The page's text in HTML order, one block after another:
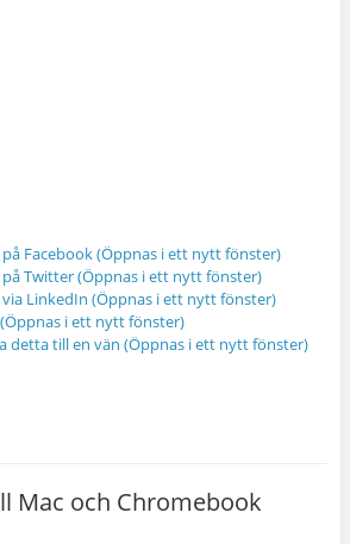
Facebook (Öppnas i ett nytt fönster)
Twitter (Öppnas i ett nytt fönster)
LinkedIn (Öppnas i ett nytt fönster)
i ett nytt fönster)
detta till en vän (Öppnas i ett nytt fönster)
Mac och Chromebook